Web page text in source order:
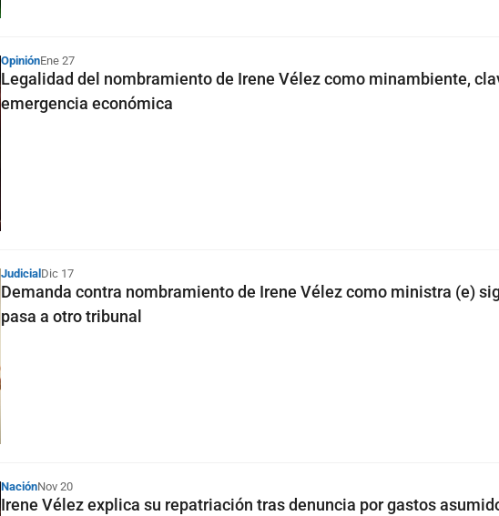
OpiniónEne 27
Legalidad del nombramiento de Irene Vélez como minambiente,
emergencia económica
Judicial Dic 17
Demanda contra nombramiento de Irene Vélez como ministra (e)
pasa a otro tribunal
NaciónNov 20
Irene Vélez explica su repatriación tras denuncia por gastos